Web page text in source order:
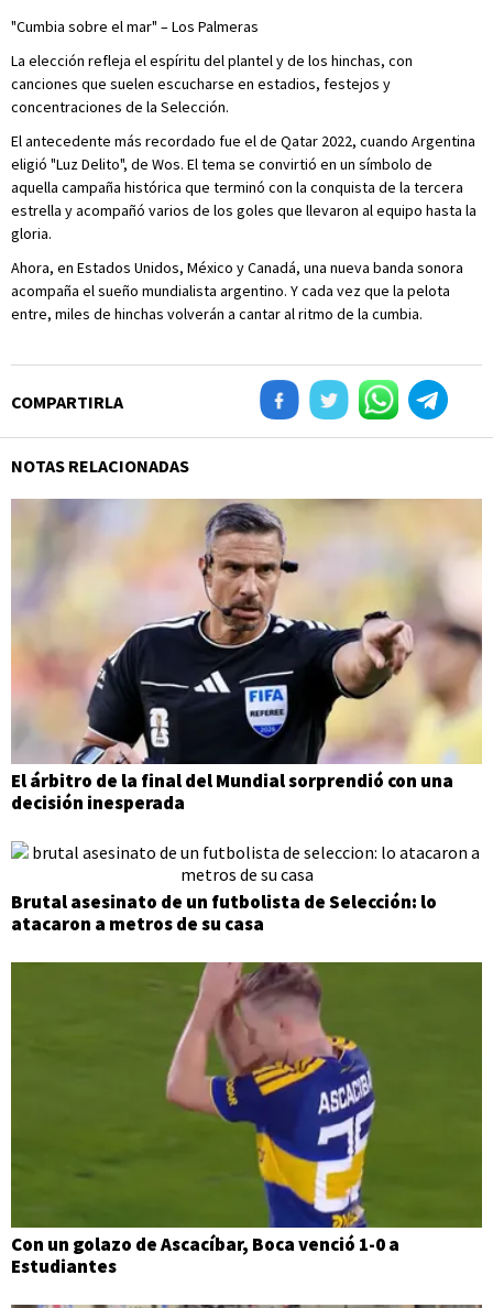
"Cumbia sobre el mar" – Los Palmeras
La elección refleja el espíritu del plantel y de los hinchas, con
canciones que suelen escucharse en estadios, festejos y
concentraciones de la Selección.
El antecedente más recordado fue el de Qatar 2022, cuando Argentina
eligió "Luz Delito", de Wos. El tema se convirtió en un símbolo de
aquella campaña histórica que terminó con la conquista de la tercera
estrella y acompañó varios de los goles que llevaron al equipo hasta la
gloria.
Ahora, en Estados Unidos, México y Canadá, una nueva banda sonora
acompaña el sueño mundialista argentino. Y cada vez que la pelota
entre, miles de hinchas volverán a cantar al ritmo de la cumbia.
COMPARTIRLA
NOTAS RELACIONADAS
El árbitro de la final del Mundial sorprendió con una
decisión inesperada
Brutal asesinato de un futbolista de Selección: lo
atacaron a metros de su casa
Con un golazo de Ascacíbar, Boca venció 1-0 a
Estudiantes